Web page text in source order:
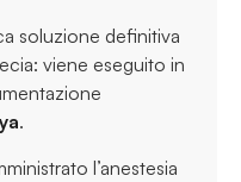
soluzione definitiva
viene eseguito in
.
l’anestesia